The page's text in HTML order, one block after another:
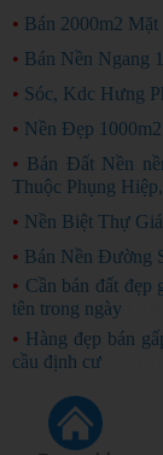
• Bán 2000m2
• Bán Nền Ngang
• Sóc, Kdc Hưng
• Nền Đẹp
• Bán Đất Nền
Thuộc Phụng
• Nền Biệt Thự
• Bán Nền Đường
• Cần bán đất đẹp
tên trong ngày
• Hàng đẹp bán
cầu định cư